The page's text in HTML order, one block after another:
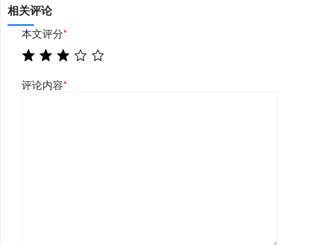
相关评论
本文评分*
评论内容*